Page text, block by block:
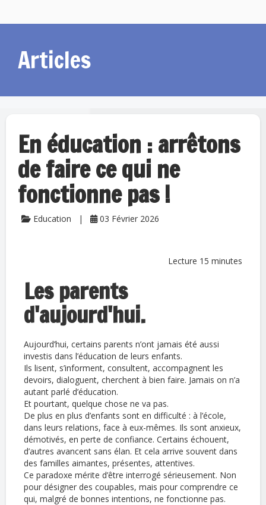
Articles
En éducation : arrêtons
de faire ce qui ne
fonctionne pas !
Education 03 Février 2026
Lecture 15 minutes
Les parents
d'aujourd'hui.
Aujourd’hui, certains parents n’ont jamais été aussi
investis dans l’éducation de leurs enfants.
Ils lisent, s’informent, consultent, accompagnent les
devoirs, dialoguent, cherchent à bien faire. Jamais on n’a
autant parlé d’éducation.
Et pourtant, quelque chose ne va pas.
De plus en plus d’enfants sont en difficulté : à l’école,
dans leurs relations, face à eux-mêmes. Ils sont anxieux,
démotivés, en perte de confiance. Certains échouent,
d’autres avancent sans élan. Et cela arrive souvent dans
des familles aimantes, présentes, attentives.
Ce paradoxe mérite d’être interrogé sérieusement. Non
pour désigner des coupables, mais pour comprendre ce
qui, malgré de bonnes intentions, ne fonctionne pas.